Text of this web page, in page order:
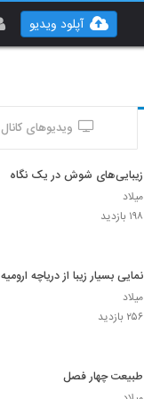
آپلود ویدیو
ویدیوهای کانال
زیبایی‌های شوش در یک نگاه
میلاد
۱۹۸ بازدید
نمایی بسیار زیبا از دریاچه ارومیه
میلاد
۲۵۶ بازدید
طبیعت چهار فصل